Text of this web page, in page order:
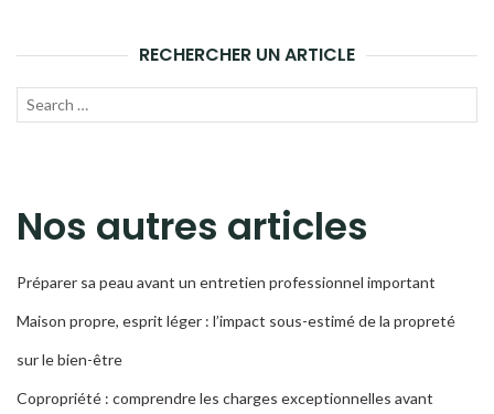
ARTICLESRECHERCHER UN ARTICLE
Recherche
Nos autres articles
Préparer sa peau avant un entretien professionnel important
Maison propre, esprit léger : l’impact sous-estimé de la propreté
sur le bien-être
Copropriété : comprendre les charges exceptionnelles avant